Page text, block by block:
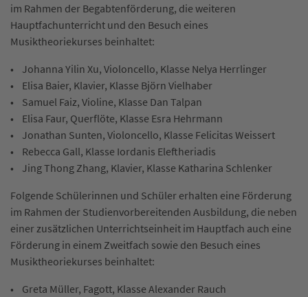
im Rahmen der Begabtenförderung, die weiteren
Hauptfachunterricht und den Besuch eines
Musiktheoriekurses beinhaltet:
• Johanna Yilin Xu, Violoncello, Klasse Nelya Herrlinger
• Elisa Baier, Klavier, Klasse Björn Vielhaber
• Samuel Faiz, Violine, Klasse Dan Talpan
• Elisa Faur, Querflöte, Klasse Esra Hehrmann
• Jonathan Sunten, Violoncello, Klasse Felicitas Weissert
• Rebecca Gall, Klasse Iordanis Eleftheriadis
• Jing Thong Zhang, Klavier, Klasse Katharina Schlenker
Folgende Schülerinnen und Schüler erhalten eine Förderung
im Rahmen der Studienvorbereitenden Ausbildung, die neben
einer zusätzlichen Unterrichtseinheit im Hauptfach auch eine
Förderung in einem Zweitfach sowie den Besuch eines
Musiktheoriekurses beinhaltet:
• Greta Müller, Fagott, Klasse Alexander Rauch